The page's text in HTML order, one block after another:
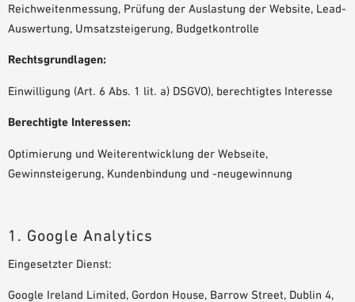
Reichweitenmessung, Prüfung der Auslastung der Website, Lead-
Auswertung, Umsatzsteigerung, Budgetkontrolle
Rechtsgrundlagen:
Einwilligung (Art. 6 Abs. 1 lit. a) DSGVO), berechtigtes Interesse
Berechtigte Interessen:
Optimierung und Weiterentwicklung der Webseite,
Gewinnsteigerung, Kundenbindung und -neugewinnung
1. Google Analytics
Eingesetzter Dienst:
Google Ireland Limited, Gordon House, Barrow Street, Dublin 4,